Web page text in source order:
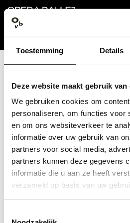
Toestemming Details
Deze website maakt gebruik van
We gebruiken cookies om
personaliseren, om functies voor
en om ons websiteverkeer te
informatie over uw gebruik van
partners voor social media,
partners kunnen deze gegevens
informatie die u aan ze heeft
verzameld op basis van uw
Wachtwoord
Account